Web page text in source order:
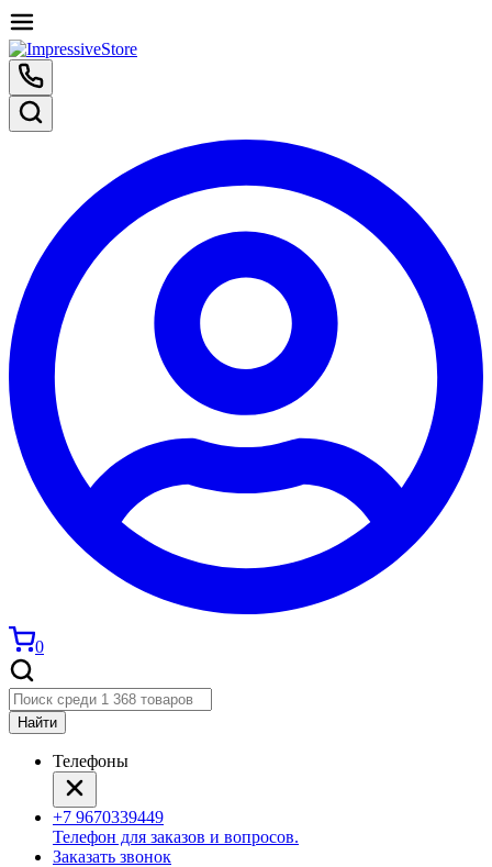
0
Найти
Телефоны
+7 9670339449
Телефон для заказов и вопросов.
Заказать звонок